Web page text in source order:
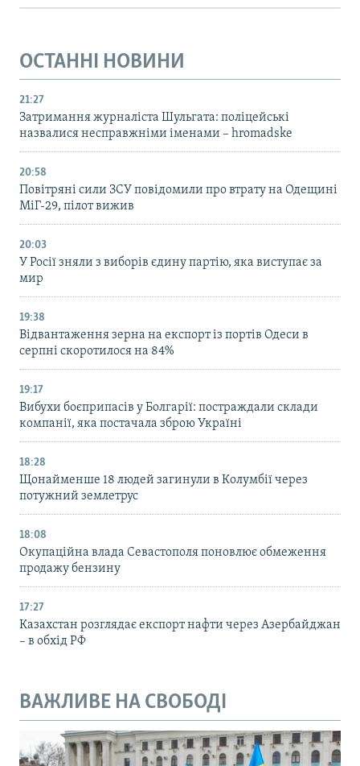
ОСТАННІ НОВИНИ
21:27
Затримання журналіста Шульгата: поліцейські
назвалися несправжніми іменами – hromadske
20:58
Повітряні сили ЗСУ повідомили про втрату на Одещині
МіГ-29, пілот вижив
20:03
У Росії зняли з виборів єдину партію, яка виступає за
мир
19:38
Відвантаження зерна на експорт із портів Одеси в
серпні скоротилося на 84%
19:17
Вибухи боєприпасів у Болгарії: постраждали склади
компанії, яка постачала зброю Україні
18:28
Щонайменше 18 людей загинули в Колумбії через
потужний землетрус
18:08
Окупаційна влада Севастополя поновлює обмеження
продажу бензину
17:27
Казахстан розглядає експорт нафти через Азербайджан
– в обхід РФ
ВАЖЛИВЕ НА СВОБОДІ